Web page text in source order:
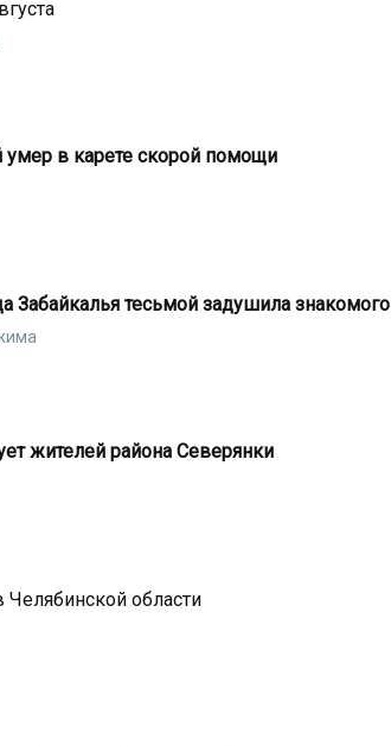
умер в карете скорой помощи
Забайкалья тесьмой задушила знакомого
жителей района Северянки
области